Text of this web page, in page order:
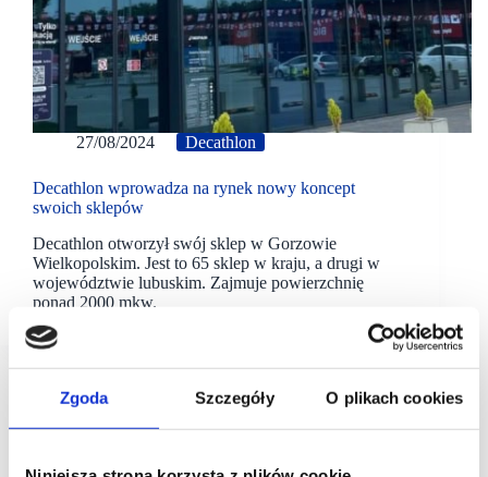
Zgoda Szczegóły O plikach cookies
27/08/2024 Decathlon
Decathlon wprowadza na rynek nowy koncept
swoich sklepów
Decathlon otworzył swój sklep w Gorzowie
Wielkopolskim. Jest to 65 sklep w kraju, a drugi w
województwie lubuskim. Zajmuje powierzchnię
ponad 2000 mkw.